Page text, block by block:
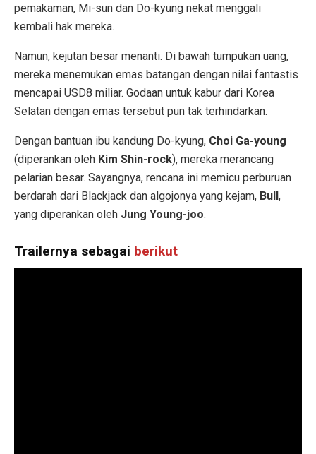
pemakaman, Mi-sun dan Do-kyung nekat menggali
kembali hak mereka.
Namun, kejutan besar menanti. Di bawah tumpukan uang,
mereka menemukan emas batangan dengan nilai fantastis
mencapai USD8 miliar. Godaan untuk kabur dari Korea
Selatan dengan emas tersebut pun tak terhindarkan.
Dengan bantuan ibu kandung Do-kyung, Choi Ga-young
(diperankan oleh Kim Shin-rock), mereka merancang
pelarian besar. Sayangnya, rencana ini memicu perburuan
berdarah dari Blackjack dan algojonya yang kejam, Bull,
yang diperankan oleh Jung Young-joo.
Trailernya sebagai berikut